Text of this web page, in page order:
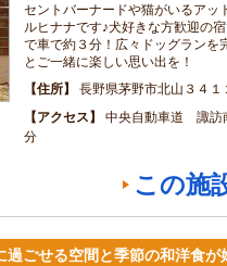
セントバーナードや猫がいるアッ
ルヒナナです♪犬好きな方歓迎の
で車で約３分！広々ドッグランを
とご一緒に楽しい思い出を！
住所
長野県茅野市北山３４１
アクセス
中央自動車道 諏訪
分
この施
ごせる空間と季節の和洋食が